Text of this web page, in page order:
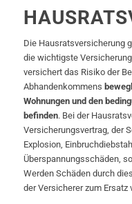
Die Hausratsversicherung
die wichtigste
versichert das Risiko der
Abhandenkommens
Wohnungen und den
befinden. Bei der
Versicherungsvertrag, der
Explosion,
Überspannungsschäden,
Werden Schäden durch
der Versicherer zum Ersatz